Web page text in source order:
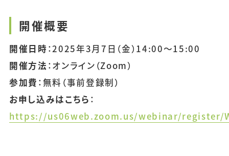
開催概要
開催日時：2025年3月7日（金）14:00〜15:00
開催方法 ：オンライン（Zoom）
参加費 ：無料（事前登録制）
お申し込みはこちら ：
https://us06web.zoom.us/webinar/register/